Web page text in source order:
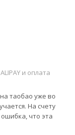
и оплата
таобао уже во
На счету
что эта